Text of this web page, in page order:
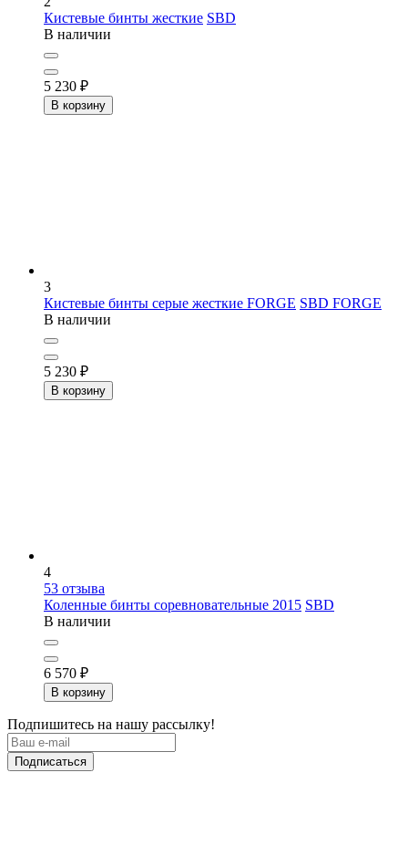
Кистевые бинты жесткие SBD
В наличии
5 230 ₽
В корзину
3
Кистевые бинты серые жесткие FORGE SBD FORGE
В наличии
5 230 ₽
В корзину
4
53 отзыва
Коленные бинты соревновательные 2015 SBD
В наличии
6 570 ₽
В корзину
Подпишитесь на нашу рассылку!
Подписаться